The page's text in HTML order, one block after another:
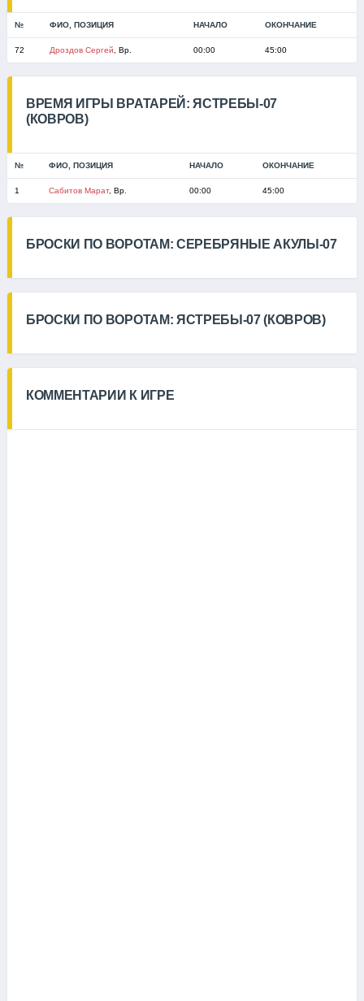
№ ФИО, ПОЗИЦИЯ НАЧАЛО ОКОНЧАНИЕ
72 Дроздов Сергей , Вр. 00:00 45:00
ВРЕМЯ ИГРЫ ВРАТАРЕЙ: ЯСТРЕБЫ-07
(КОВРОВ)
№ ФИО, ПОЗИЦИЯ НАЧАЛО ОКОНЧАНИЕ
1 Сабитов Марат, Вр. 00:00 45:00
БРОСКИ ПО ВОРОТАМ: СЕРЕБРЯНЫЕ АКУЛЫ-07
БРОСКИ ПО ВОРОТАМ: ЯСТРЕБЫ-07 (КОВРОВ)
КОММЕНТАРИИ К ИГРЕ